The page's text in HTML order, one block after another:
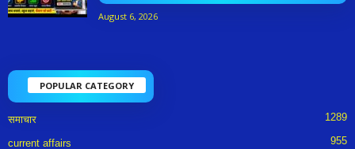
August 6, 2026
POPULAR CATEGORY
समाचार 1289
current affairs 955